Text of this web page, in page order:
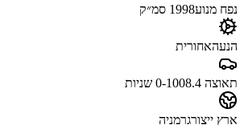
נפח מנוע1998 סמ״ק
הנעהאחורית
תאוצה 0-100 8.4 שניות
ארץ ייצורגרמניה